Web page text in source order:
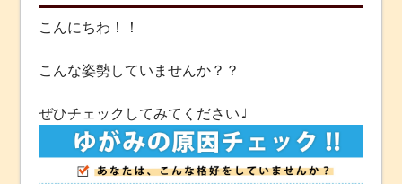
こんにちわ！！
こんな姿勢していませんか？？
ぜひチェックしてみてください♩